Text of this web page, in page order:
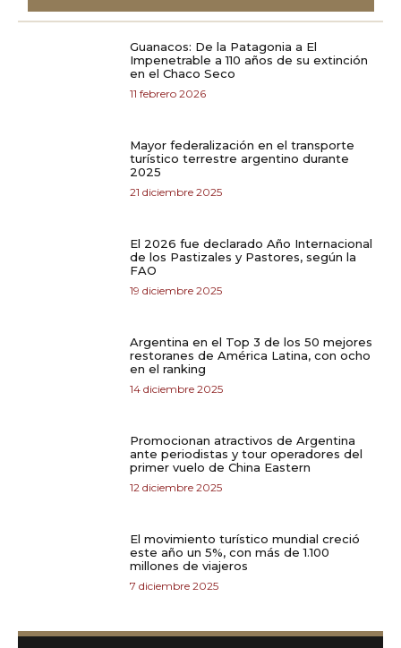
Guanacos: De la Patagonia a El
Impenetrable a 110 años de su extinción
en el Chaco Seco
11 febrero 2026
Mayor federalización en el transporte
turístico terrestre argentino durante
2025
21 diciembre 2025
El 2026 fue declarado Año Internacional
de los Pastizales y Pastores, según la
FAO
19 diciembre 2025
Argentina en el Top 3 de los 50 mejores
restoranes de América Latina, con ocho
en el ranking
14 diciembre 2025
Promocionan atractivos de Argentina
ante periodistas y tour operadores del
primer vuelo de China Eastern
12 diciembre 2025
El movimiento turístico mundial creció
este año un 5%, con más de 1.100
millones de viajeros
7 diciembre 2025